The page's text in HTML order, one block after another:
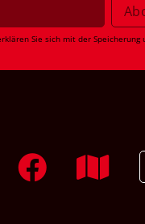
Sie sich mit der